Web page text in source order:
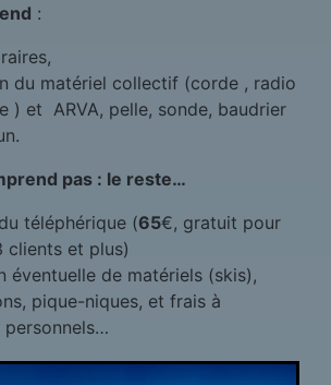
:
du matériel collectif (corde , radio
) et ARVA, pelle, sonde, baudrier
pas : le reste…
téléphérique (65€, gratuit pour
clients et plus)
éventuelle de matériels (skis),
pique-niques, et frais à
personnels…